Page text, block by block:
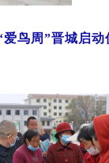
鸟周”晋城启动